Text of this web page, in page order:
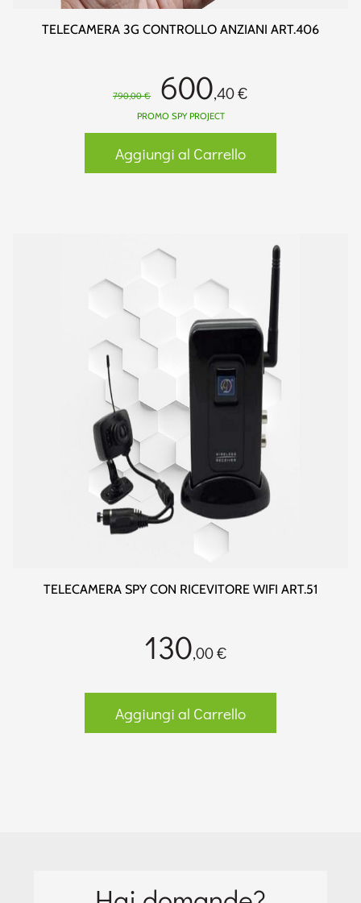
TELECAMERA 3G CONTROLLO ANZIANI ART.406
790,00 € 600,40 €
PROMO SPY PROJECT
Aggiungi al Carrello
TELECAMERA SPY CON RICEVITORE WIFI ART.51
130,00 €
Aggiungi al Carrello